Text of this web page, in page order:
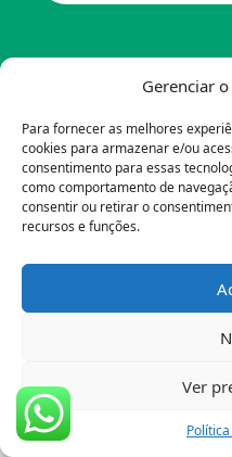
Gerenciar
Para fornecer as melhores
cookies para armazenar e/ou
consentimento para essas
como comportamento de
consentir ou retirar o
recursos e funções.
Ver